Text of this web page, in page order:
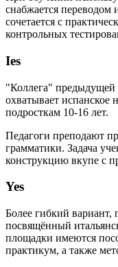
снабжается
сочетается с
контрольных
Ies
"Коллега" предыдущей
охватывает испанское
подросткам 10-16 лет.
Педагоги преподают
грамматики. Задача
конструкцию вкупе с
Yes
Более гибкий вариант,
посвящённый
площадки имеются
практикум, а также